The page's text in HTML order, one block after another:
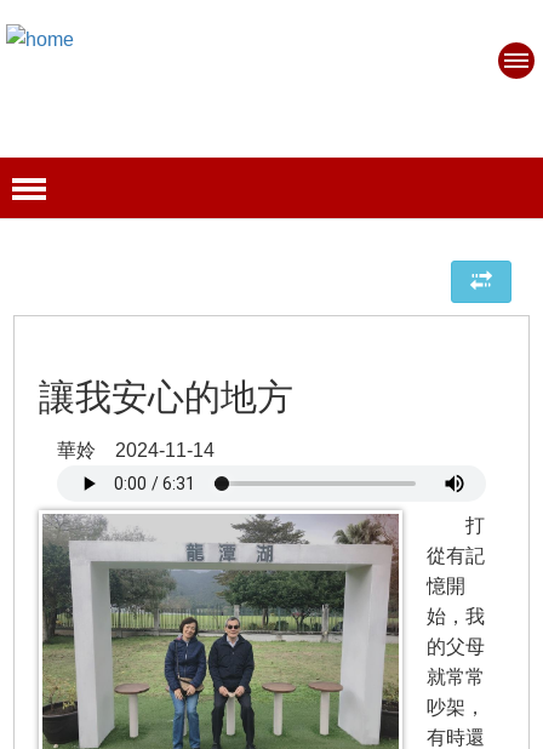
讓我安心的地方
華姈 2024-11-14
打
從有記
憶開
始，我
的父母
就常常
吵架，
有時還